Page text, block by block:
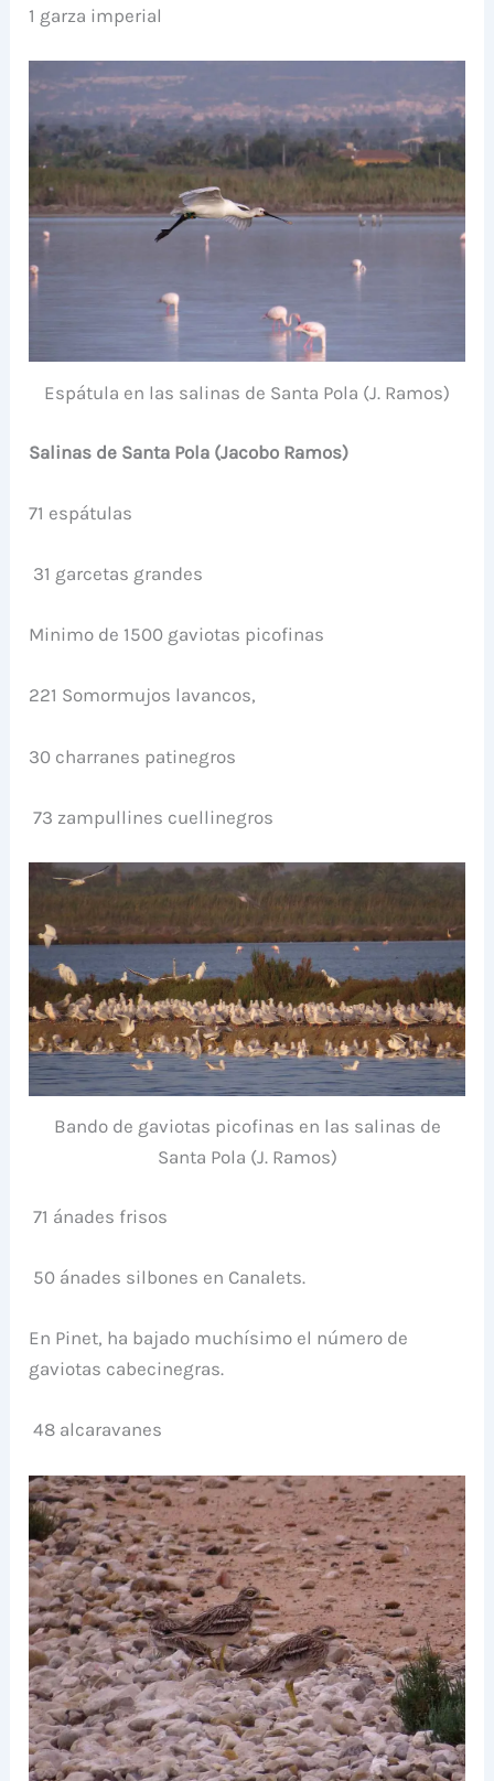
1 garza imperial
Espátula en las salinas de Santa Pola (J. Ramos)
Salinas de Santa Pola (Jacobo Ramos)
71 espátulas
31 garcetas grandes
Minimo de 1500 gaviotas picofinas
221 Somormujos lavancos,
30 charranes patinegros
73 zampullines cuellinegros
Bando de gaviotas picofinas en las salinas de
Santa Pola (J. Ramos)
71 ánades frisos
50 ánades silbones en Canalets.
En Pinet, ha bajado muchísimo el número de
gaviotas cabecinegras.
48 alcaravanes